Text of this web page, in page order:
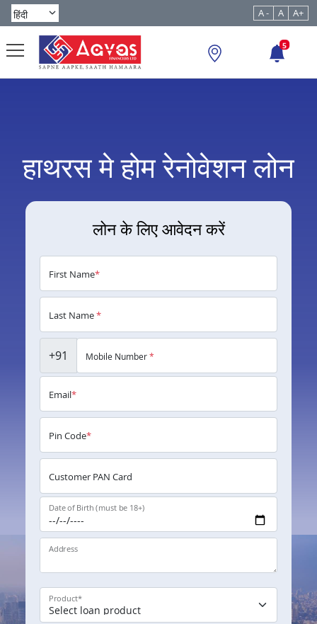
A - A A+
5
हाथरस मे होम रेनोवेशन लोन
लोन के लिए आवेदन करें
First Name*
Last Name*
+91 Mobile Number*
Email*
Pin Code*
Customer PAN Card
Date of Birth (must be 18+)
Address
Product*